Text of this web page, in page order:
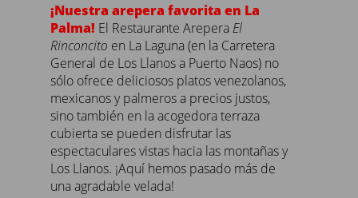
¡Nuestra arepera favorita en La
Palma! El Restaurante Arepera El
Rinconcito en La Laguna (en la Carretera
General de Los Llanos a Puerto Naos) no
sólo ofrece deliciosos platos venezolanos,
mexicanos y palmeros a precios justos,
sino también en la acogedora terraza
cubierta se pueden disfrutar las
espectaculares vistas hacia las montañas y
Los Llanos. ¡Aquí hemos pasado más de
una agradable velada!